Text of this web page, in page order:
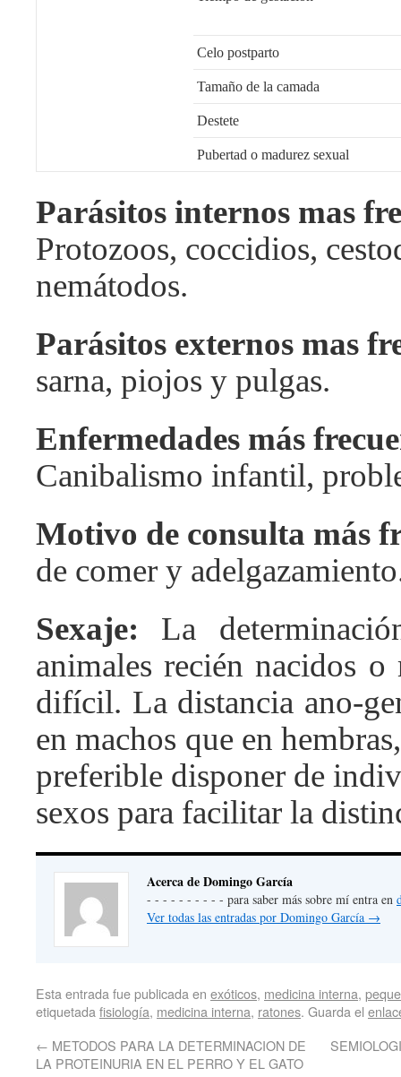
Celo postparto
Tamaño de la camada
Destete
Pubertad o madurez sexual
Parásitos internos mas
Protozoos, coccidios,
nemátodos.
Parásitos externos mas
sarna, piojos y pulgas.
Enfermedades más
Canibalismo infantil,
Motivo de consulta más
de comer y
Sexaje: La
animales recién nacidos o
difícil. La distancia ano-
en machos que en
preferible disponer de
sexos para facilitar la
Acerca de Domingo García
- - - - - - - - - - para saber más sobre mí entra en
Ver todas las entradas por Domingo García →
Esta entrada fue publicada en exóticos, medicina interna,
etiquetadafisiología, medicina interna, ratones. Guarda el
← METODOS PARA LA DETERMINACION DE
LA PROTEINURIA EN EL PERRO Y EL GATO